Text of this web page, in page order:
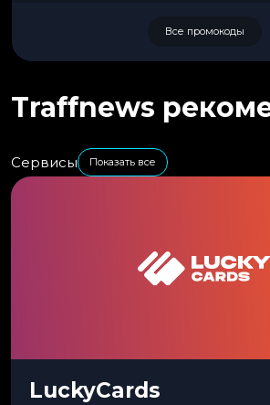
Все промокоды
Traffnews
Сервисы Показать все
LuckyCards